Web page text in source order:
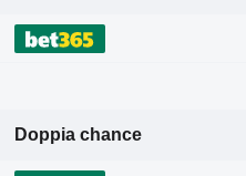
Doppia chance